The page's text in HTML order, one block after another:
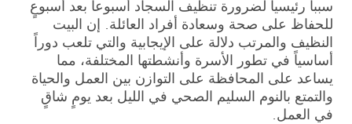
سبباً رئيسياً لضرورة تنظيف السجاد أسبوعاً بعد أسبوعٍ
للحفاظ على صحة وسعادة أفراد العائلة. إن البيت
النظيف والمرتب دلالة على الإيجابية والتي تلعب دوراً
أساسياً في تطور الأسرة وأنشطتها المختلفة، مما
يساعد على المحافظة على التوازن بين العمل والحياة
والتمتع بالنوم السليم الصحي في الليل بعد يومٍ شاقٍ
في العمل.